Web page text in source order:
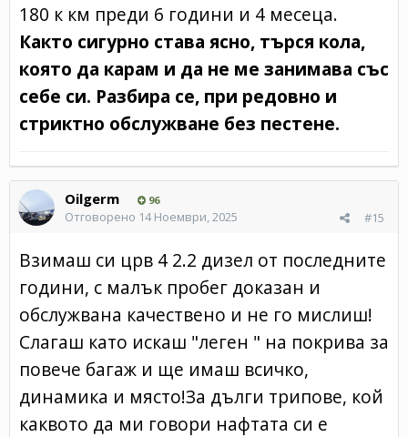
180 к км преди 6 години и 4 месеца.
Както сигурно става ясно, търся кола,
която да карам и да не ме занимава със
себе си. Разбира се, при редовно и
стриктно обслужване без пестене.
Oilgerm 96
#15
Отговорено 14 Ноември, 2025
Взимаш си црв 4 2.2 дизел от последните
години, с малък пробег доказан и
обслужвана качествено и не го мислиш!
Слагаш като искаш "леген " на покрива за
повече багаж и ще имаш всичко,
динамика и място!За дълги трипове, кой
каквото да ми говори нафтата си е